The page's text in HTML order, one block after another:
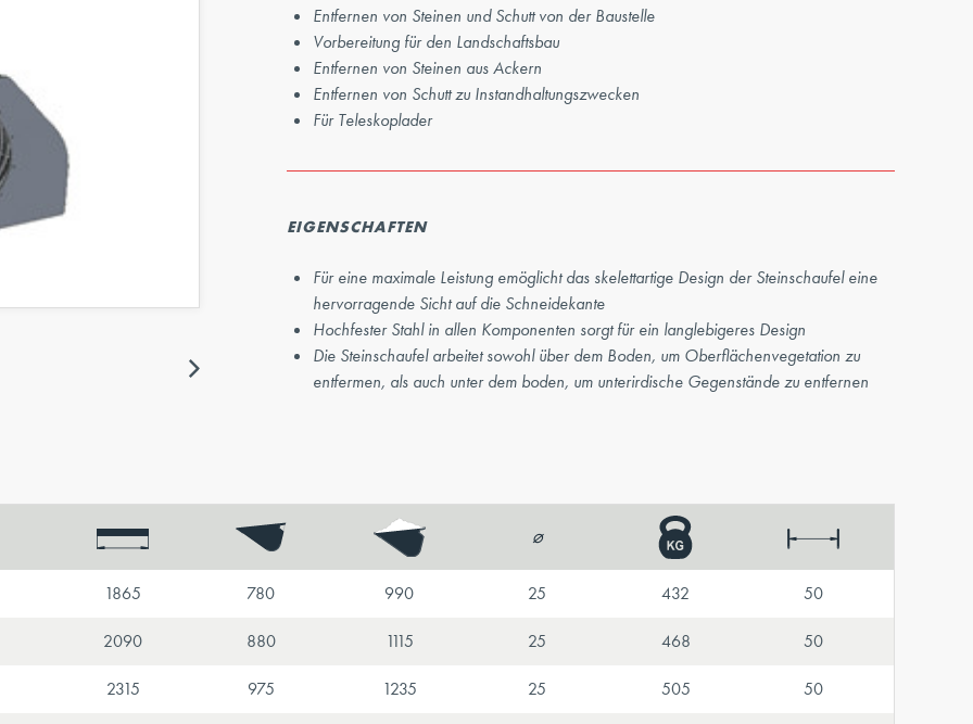
Entfernen von Steinen und Schutt von der Baustelle
Vorbereitung für den Landschaftsbau
Entfernen von Steinen aus Ackern
Entfernen von Schutt zu Instandhaltungszwecken
Für Teleskoplader
EIGENSCHAFTEN
Für eine maximale Leistung emöglicht das skelettartige Design der Steinschaufel eine
hervorragende Sicht auf die Schneidekante
Hochfester Stahl in allen Komponenten sorgt für ein langlebigeres Design
Die Steinschaufel arbeitet sowohl über dem Boden, um Oberflächenvegetation zu
entfermen, als auch unter dem boden, um unterirdische Gegenstände zu entfernen
⌀
1865 780 990 25 432 50
2090 880 1115 25 468 50
2315 975 1235 25 505 50